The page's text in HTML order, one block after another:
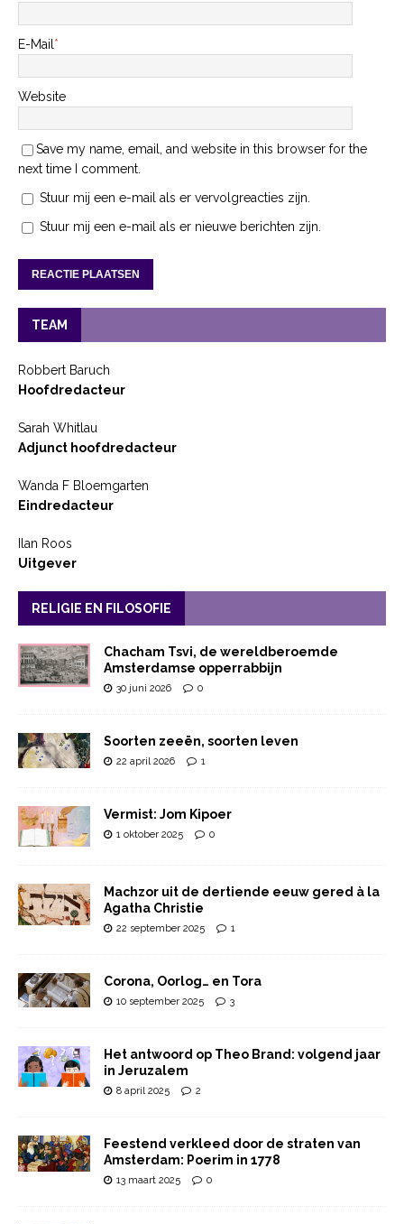
E-Mail*
Website
Save my name, email, and website in this browser for the
next time I comment.
Stuur mij een e-mail als er vervolgreacties zijn.
Stuur mij een e-mail als er nieuwe berichten zijn.
TEAM
Robbert Baruch
Hoofdredacteur
Sarah Whitlau
Adjunct hoofdredacteur
Wanda F Bloemgarten
Eindredacteur
Ilan Roos
Uitgever
RELIGIE EN FILOSOFIE
Chacham Tsvi, de wereldberoemde
Amsterdamse opperrabbijn
30 juni 2026 0
Soorten zeeën, soorten leven
22 april 2026 1
Vermist: Jom Kipoer
1 oktober 2025 0
Machzor uit de dertiende eeuw gered à la
Agatha Christie
22 september 2025 1
Corona, Oorlog… en Tora
10 september 2025 3
Het antwoord op Theo Brand: volgend jaar
in Jeruzalem
8 april 2025 2
Feestend verkleed door de straten van
Amsterdam: Poerim in 1778
13 maart 2025 0